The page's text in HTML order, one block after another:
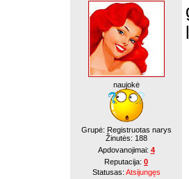
naujokė
Grupė: Registruotas narys
Žinutės: 188
Apdovanojimai: 4
Reputacija: 0
Statusas: Atsijungęs